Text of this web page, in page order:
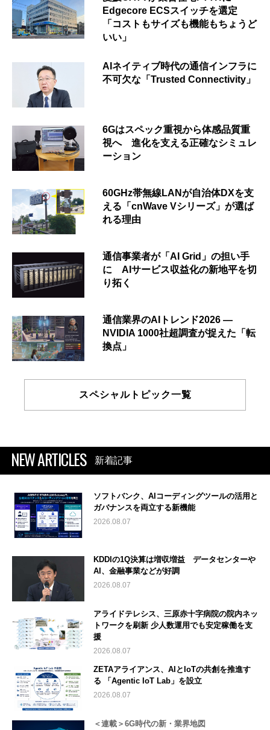
Edgecore ECSスイッチを選定
「コストもサイズも機能もちょうど
いい」
AIネイティブ時代の通信インフラに
不可欠な「Trusted Connectivity」
6Gはスペック重視から体感品質重
視へ 進化を支える正確なシミュレ
ーション
60GHz帯無線LANが自治体DXを支
える「cnWave Vシリーズ」が選ば
れる理由
通信事業者が「AI Grid」の担い手
に AIサービス収益化の新地平を切
り拓く
通信業界のAIトレンド2026 ―
NVIDIA 1000社超調査が捉えた「転
換点」
スペシャルトピック一覧
NEW ARTICLES 新着記事
ソフトバンク、AIコーディングツールの活用と
ガバナンスを両立する新機能
2026.08.07
KDDIの1Q決算は増収増益 データセンターや
AI、金融事業などが好調
2026.08.07
アライドテレシス、三原赤十字病院の院内ネッ
トワークを刷新 少人数運用でも安定稼働を支
援
2026.08.07
ZETAアライアンス、AIとIoTの共創を推進す
る 「Agentic IoT Lab」を設立
2026.08.07
＜連載＞6G時代の新・業界地図